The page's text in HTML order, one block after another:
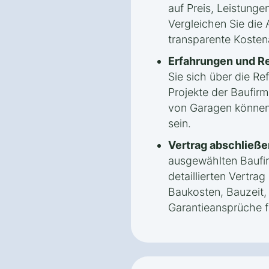
auf Preis,
Vergleichen Sie die
transparente
Erfahrungen und
Sie sich über die
Projekte der
von Garagen
sein.
Vertrag
ausgewählten
detaillierten
Baukosten,
Garantieansprüche